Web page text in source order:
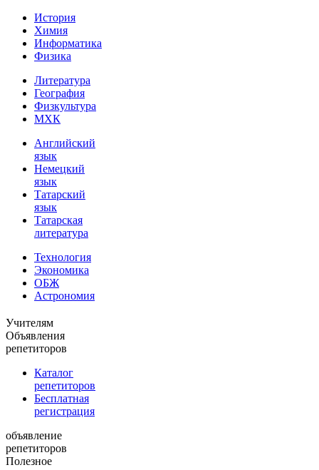
История
Химия
Информатика
Физика
Литература
География
Физкультура
МХК
Английский
язык
Немецкий
язык
Татарский
язык
Татарская
литература
Технология
Экономика
ОБЖ
Астрономия
Учителям
Объявления
репетиторов
Каталог
репетиторов
Бесплатная
регистрация
объявление
репетиторов
Полезное